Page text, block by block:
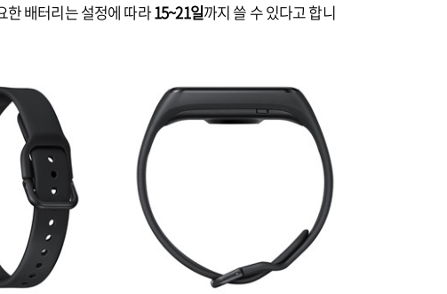
한 배터리는 설정에 따라15~21일까지 쓸 수 있다고 합니